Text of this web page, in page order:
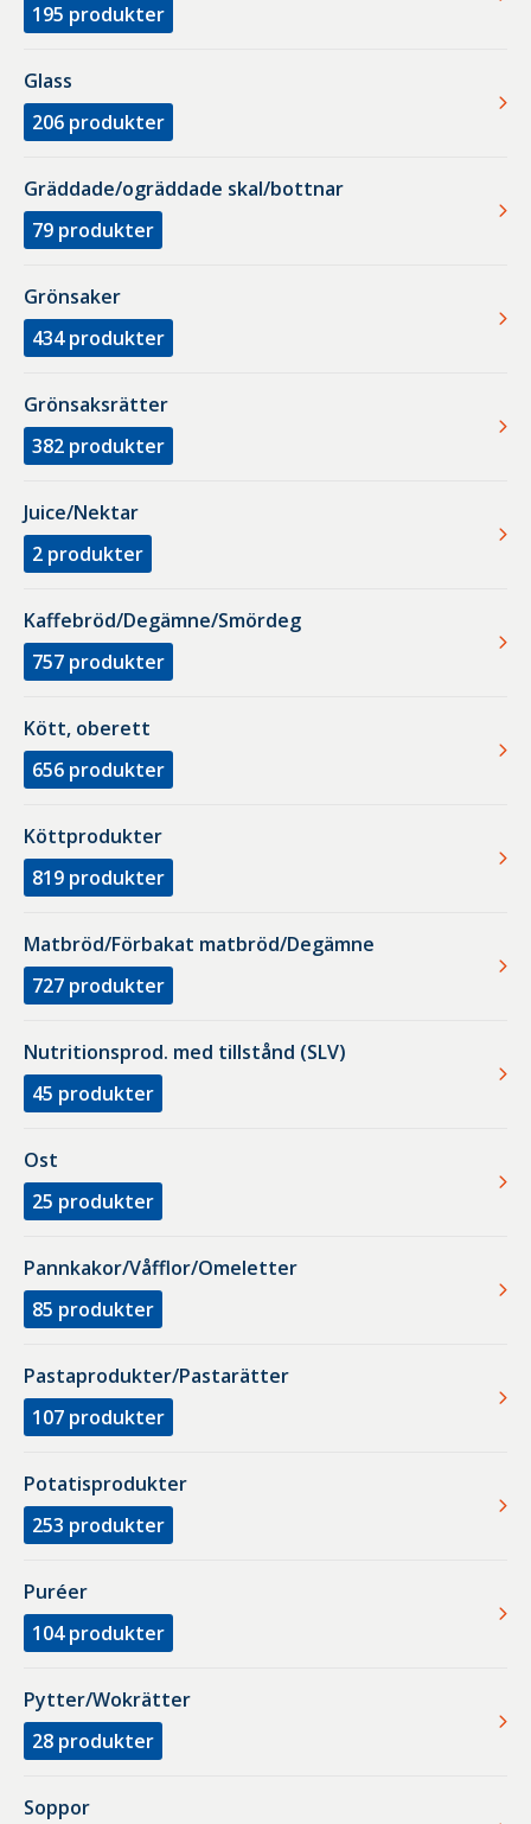
195 produkter
Glass
206 produkter
Gräddade/ogräddade skal/bottnar
79 produkter
Grönsaker
434produkter
Grönsaksrätter
382 produkter
Juice/Nektar
2 produkter
Kaffebröd/Degämne/Smördeg
757 produkter
Kött, oberett
656 produkter
Köttprodukter
819 produkter
Matbröd/Förbakat matbröd/Degämne
727 produkter
Nutritionsprod. med tillstånd (SLV)
45 produkter
Ost
25 produkter
Pannkakor/Våfflor/Omeletter
85 produkter
Pastaprodukter/Pastarätter
107 produkter
Potatisprodukter
253 produkter
Puréer
104produkter
Pytter/Wokrätter
28 produkter
Soppor